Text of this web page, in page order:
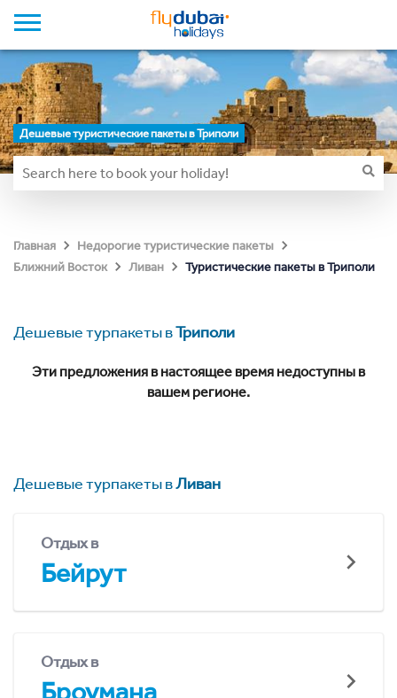
Дешевые туристические пакеты в Триполи
Главная
Недорогие туристические пакеты
Ближний Восток
Ливан Туристические пакеты в Триполи
Дешевые турпакеты вТриполи
Эти предложения в настоящее время недоступны в
вашем регионе.
Дешевые турпакеты вЛиван
Отдых в
Бейрут
Отдых в